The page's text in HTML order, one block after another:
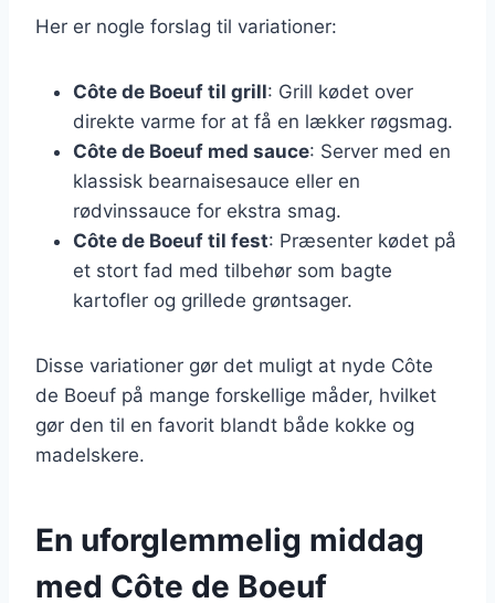
Her er nogle forslag til variationer:
Côte de Boeuf til grill: Grill kødet over
direkte varme for at få en lækker røgsmag.
Côte de Boeuf med sauce: Server med en
klassisk bearnaisesauce eller en
rødvinssauce for ekstra smag.
Côte de Boeuf til fest: Præsenter kødet på
et stort fad med tilbehør som bagte
kartofler og grillede grøntsager.
Disse variationer gør det muligt at nyde Côte
de Boeuf på mange forskellige måder, hvilket
gør den til en favorit blandt både kokke og
madelskere.
En uforglemmelig middag
med Côte de Boeuf